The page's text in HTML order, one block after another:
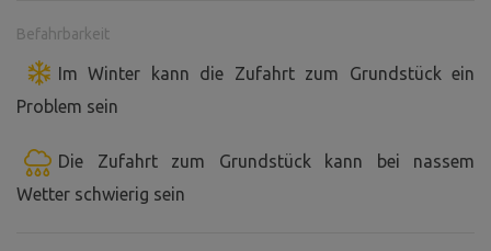
Befahrbarkeit
Im Winter kann die Zufahrt zum Grundstück ein
Problem sein
Die Zufahrt zum Grundstück kann bei nassem
Wetter schwierig sein